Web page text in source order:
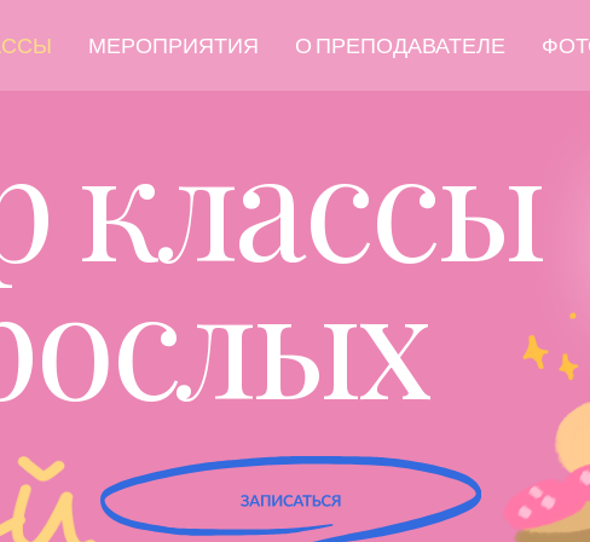
МЕРОПРИЯТИЯ О ПРЕПОДАВАТЕЛЕ
классы